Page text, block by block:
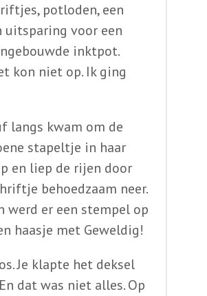
potloden, een
uitsparing voor een
inktpot.
kon niet op. Ik ging
langs kwam om de
stapeltje in haar
en liep de rijen door
behoedzaam neer.
werd er een stempel op
haasje met Geweldig!
Je klapte het deksel
dat was niet alles. Op